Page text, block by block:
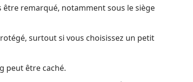
remarqué, notamment sous le siège
surtout si vous choisissez un petit
peut être caché.